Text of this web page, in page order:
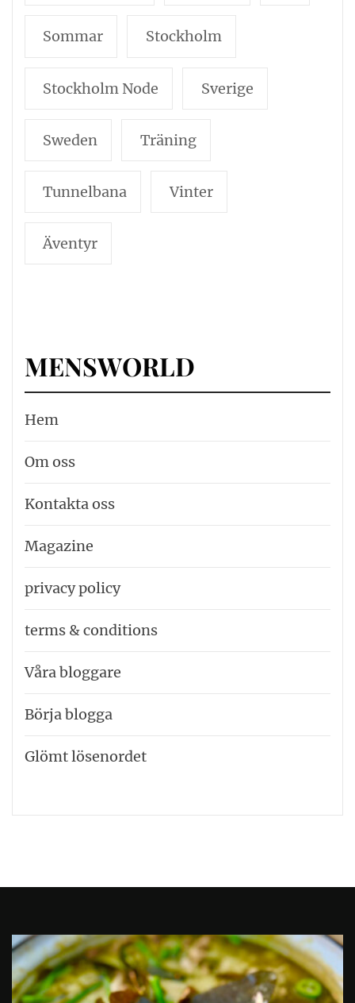
Sommar Stockholm
Stockholm Node Sverige
Sweden Träning
Tunnelbana Vinter
Äventyr
MENSWORLD
Hem
Om oss
Kontakta oss
Magazine
privacy policy
terms & conditions
Våra bloggare
Börja blogga
Glömt lösenordet